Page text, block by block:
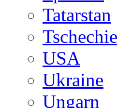
Tatarstan
USA
Ukraine
Ungarn